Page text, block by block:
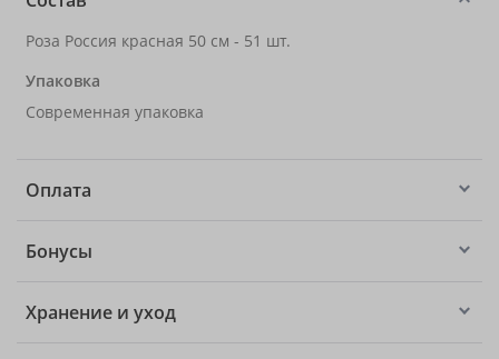
Роза Россия красная 50 см - 51 шт.
Упаковка
Современная упаковка
Оплата
Бонусы
Хранение и уход